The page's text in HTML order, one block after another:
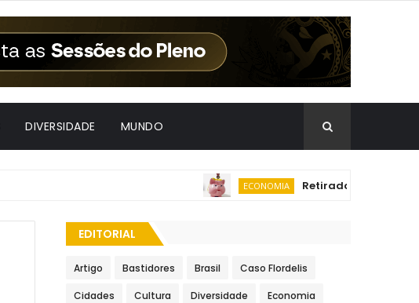
DIVERSIDADE MUNDO
ECONOMIA Retiradas da poupança
EDITORIAL
Artigo Bastidores Brasil Caso Flordelis
Cidades Cultura Diversidade Economia